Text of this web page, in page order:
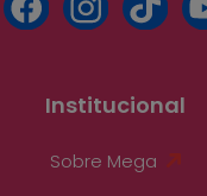
Institucional
Sobre Mega